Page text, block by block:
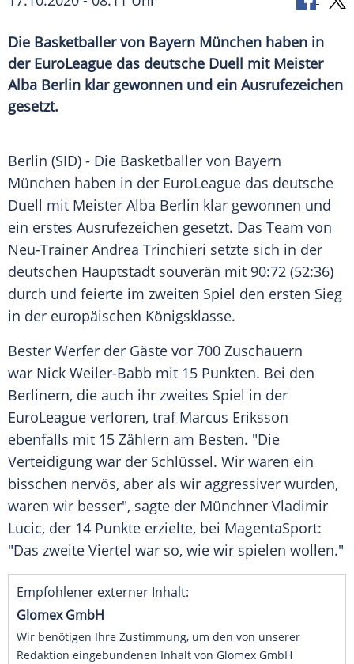
Die Basketballer von Bayern München haben in
der EuroLeague das deutsche Duell mit Meister
Alba Berlin klar gewonnen und ein Ausrufezeichen
gesetzt.
Berlin (SID) - Die Basketballer von Bayern
München haben in der EuroLeague das deutsche
Duell mit Meister Alba Berlin klar gewonnen und
ein erstes Ausrufezeichen gesetzt. Das Team von
Neu-Trainer Andrea Trinchieri setzte sich in der
deutschen Hauptstadt souverän mit 90:72 (52:36)
durch und feierte im zweiten Spiel den ersten Sieg
in der europäischen Königsklasse.
Bester Werfer der Gäste vor 700 Zuschauern
war Nick Weiler-Babb mit 15 Punkten. Bei den
Berlinern, die auch ihr zweites Spiel in der
EuroLeague verloren, traf Marcus Eriksson
ebenfalls mit 15 Zählern am Besten. "Die
Verteidigung war der Schlüssel. Wir waren ein
bisschen nervös, aber als wir aggressiver wurden,
waren wir besser", sagte der Münchner Vladimir
Lucic, der 14 Punkte erzielte, bei MagentaSport:
"Das zweite Viertel war so, wie wir spielen wollen."
Empfohlener externer Inhalt:
Glomex GmbH
Wir benötigen Ihre Zustimmung, um den von unserer
Redaktion eingebundenen Inhalt von Glomex GmbH